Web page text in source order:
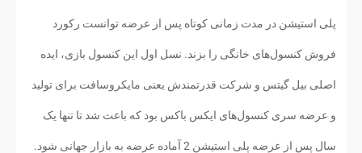
پلی استیشن در مدت زمانی کوتاه پس از عرضه توانست رکورد
فروش کنسول‌های خانگی را بزند. نسل اول این کنسول بازی، ایده
اصلی بیل گیتس و شرکت قدرتمندش یعنی مایکروسافت برای تولید
و عرضه سری کنسول‌های ایکس باکس بود که باعث شد تا تنها یک
سال پس از عرضه پلی استیشن 2 آماده عرضه به بازار جهانی شود.